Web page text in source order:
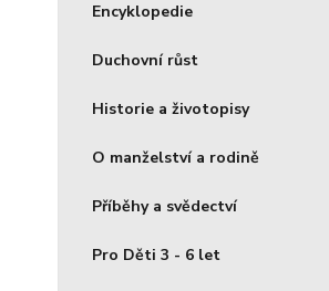
Encyklopedie
Duchovní růst
Historie a životopisy
O manželství a rodině
Příběhy a svědectví
Pro Děti 3 - 6 let